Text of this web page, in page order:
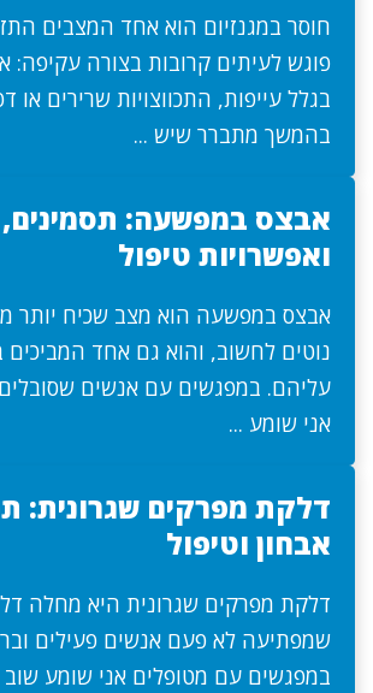
חוסר במגנזיום הוא אחד המצבים
פוגש לעיתים קרובות בצורה עקיפה:
בגלל עייפות, התכווצויות שרירים או
בהמשך מתברר שיש ...
אבצס במפשעה: תסמינים,
ואפשרויות טיפול
אבצס במפשעה הוא מצב שכיח יותר
נוטים לחשוב, והוא גם אחד המביכים
עליהם. במפגשים עם אנשים
אני שומע ...
דלקת מפרקים שגרונית:
אבחון וטיפול
דלקת מפרקים שגרונית היא מחלה
שמפתיעה לא פעם אנשים פעילים
במפגשים עם מטופלים אני שומע שוב